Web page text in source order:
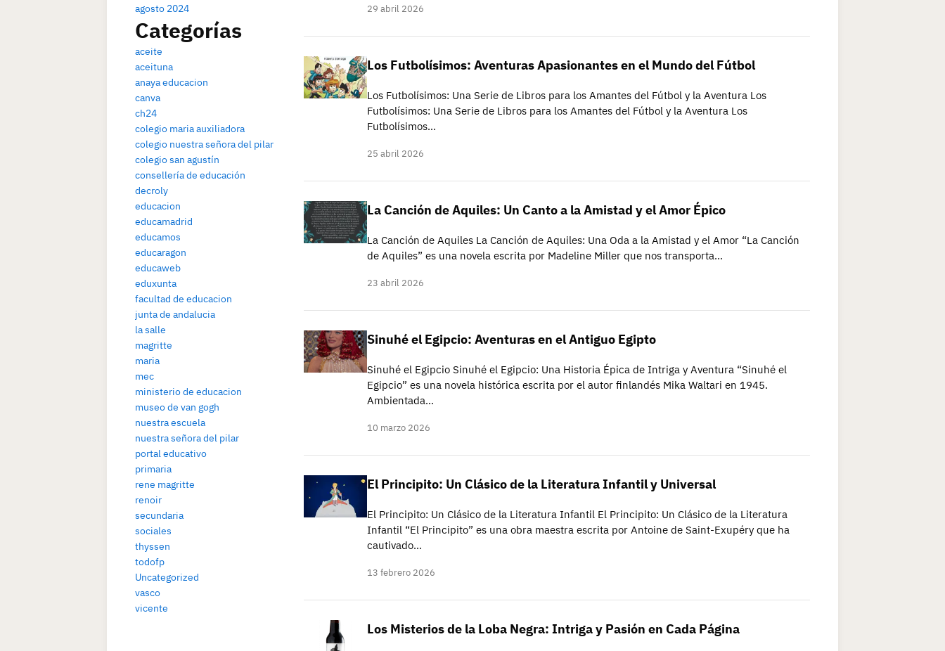
agosto 2024
Categorías
aceite
aceituna
anaya educacion
canva
ch24
colegio maria auxiliadora
colegio nuestra señora del pilar
colegio san agustín
consellería de educación
decroly
educacion
educamadrid
educamos
educaragon
educaweb
eduxunta
facultad de educacion
junta de andalucia
la salle
magritte
maria
mec
ministerio de educacion
museo de van gogh
nuestra escuela
nuestra señora del pilar
portal educativo
primaria
rene magritte
renoir
secundaria
sociales
thyssen
todofp
Uncategorized
vasco
vicente
29 abril 2026
Los Futbolísimos: Aventuras Apasionantes en el Mundo del Fútbol
Los Futbolísimos: Una Serie de Libros para los Amantes del Fútbol y la Aventura Los
Futbolísimos: Una Serie de Libros para los Amantes del Fútbol y la Aventura Los
Futbolísimos…
25 abril 2026
La Canción de Aquiles: Un Canto a la Amistad y el Amor Épico
La Canción de Aquiles La Canción de Aquiles: Una Oda a la Amistad y el Amor “La Canción
de Aquiles” es una novela escrita por Madeline Miller que nos transporta…
23 abril 2026
Sinuhé el Egipcio: Aventuras en el Antiguo Egipto
Sinuhé el Egipcio Sinuhé el Egipcio: Una Historia Épica de Intriga y Aventura “Sinuhé el
Egipcio” es una novela histórica escrita por el autor finlandés Mika Waltari en 1945.
Ambientada…
10 marzo 2026
El Principito: Un Clásico de la Literatura Infantil y Universal
El Principito: Un Clásico de la Literatura Infantil El Principito: Un Clásico de la Literatura
Infantil “El Principito” es una obra maestra escrita por Antoine de Saint-Exupéry que ha
cautivado…
13 febrero 2026
Los Misterios de la Loba Negra: Intriga y Pasión en Cada Página